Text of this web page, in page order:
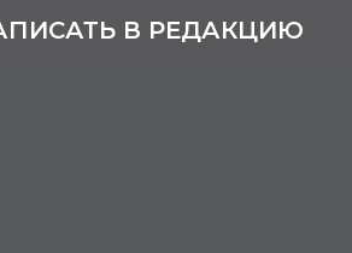
В РЕДАКЦИЮ